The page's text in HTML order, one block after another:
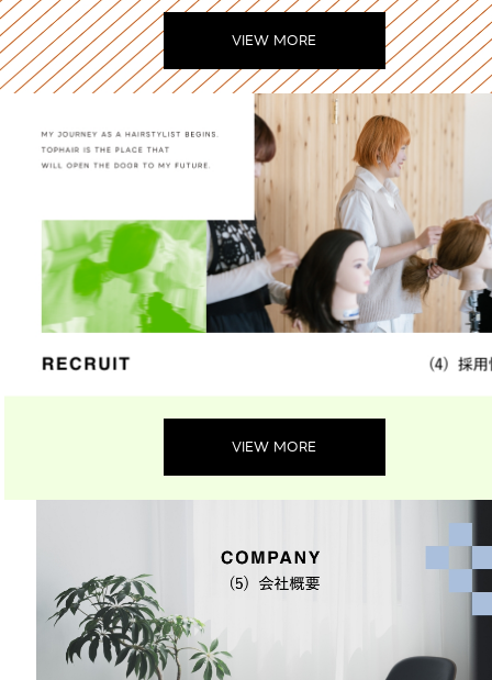
VIEW MORE
VIEW MORE